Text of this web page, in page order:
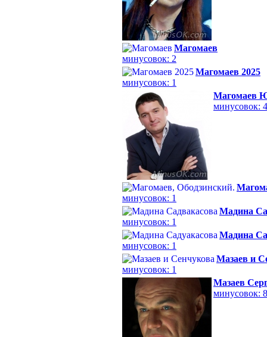
Магомаев
минусовок: 2
Магомаев 2025
минусовок: 1
Магомаев
минусовок:
минусовок: 1
Мадина
минусовок: 1
Мадина
минусовок: 1
Мазаев и
минусовок: 1
Мазаев
минусовок: 8